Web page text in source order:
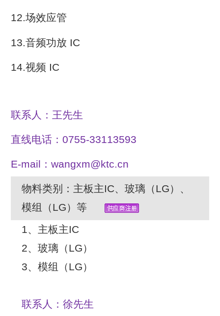
12.场效应管
13.音频功放 IC
14.视频 IC
联系人：王先生
直线电话：0755-33113593
E-mail：wangxm@ktc.cn
物料类别：主板主IC、玻璃（LG）、
模组（LG）等
1、主板主IC
2、玻璃（LG）
3、模组（LG）
联系人：徐先生